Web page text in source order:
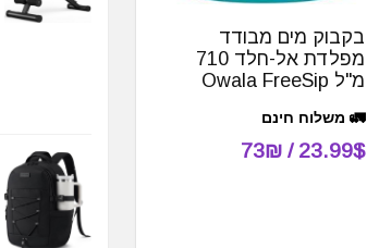
בקבוק מים מבודד
מפלדת אל-חלד 710
מ"ל Owala FreeSip
🚛 משלוח חינם
23.99$ / 73₪